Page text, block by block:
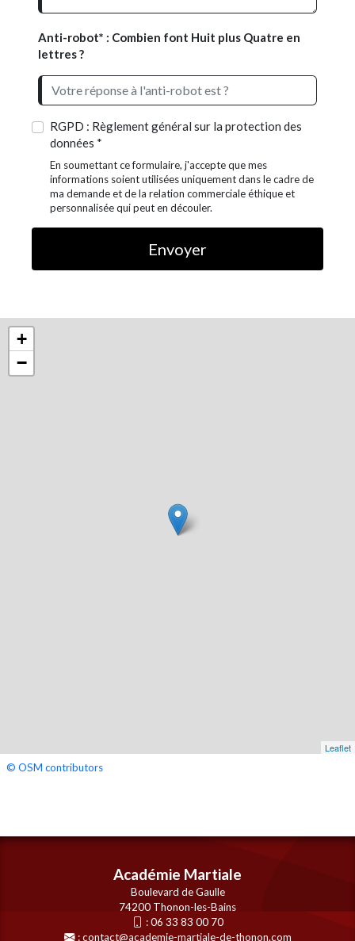
Anti-robot* : Combien font Huit plus Quatre en
lettres ?
RGPD : Règlement général sur la protection des
données *
En soumettant ce formulaire, j'accepte que mes
informations soient utilisées uniquement dans le cadre de
ma demande et de la relation commerciale éthique et
personnalisée qui peut en découler.
Envoyer
+
−
Leaflet
© OSM contributors
Académie Martiale
Boulevard de Gaulle
74200 Thonon-les-Bains
:06 33 83 00 70
:contact@academie-martiale-de-thonon.com